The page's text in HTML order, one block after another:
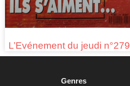
L’Evénement du jeudi n°279
Genres